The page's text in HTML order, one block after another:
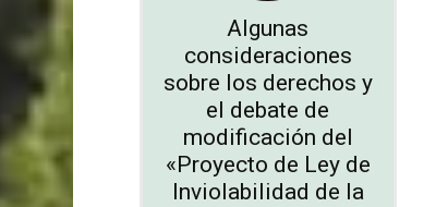
Algunas
consideraciones
sobre los derechos y
el debate de
modificación del
«Proyecto de Ley de
Inviolabilidad de la